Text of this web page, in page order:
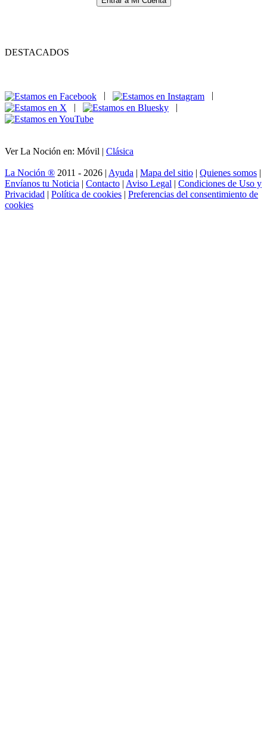
DESTACADOS
|
|
Ver La Noción en: Móvil | Clásica
La Noción ® 2011 - 2026 | Ayuda | Mapa del sitio | Quienes somos |
Envíanos tu Noticia | Contacto | Aviso Legal | Condiciones de Uso y
Privacidad | Política de cookies | Preferencias del consentimiento de
cookies